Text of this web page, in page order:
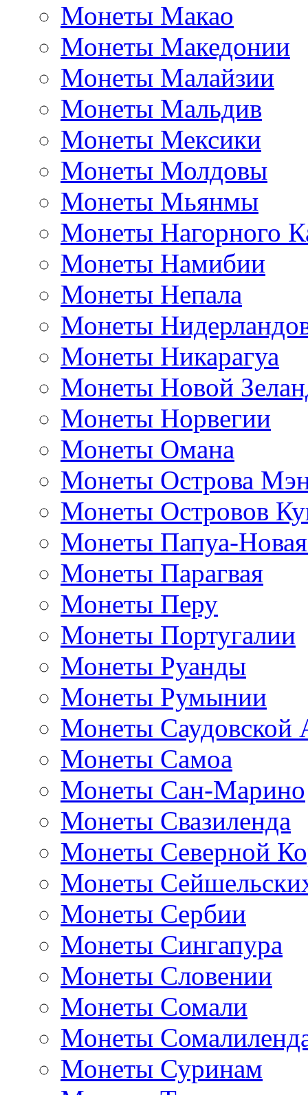
Монеты Макао
Монеты Македонии
Монеты Малайзии
Монеты Мальдив
Монеты Мексики
Монеты Молдовы
Монеты Мьянмы
Монеты Нагорного
Монеты Намибии
Монеты Непала
Монеты
Монеты Никарагуа
Монеты Новой
Монеты Норвегии
Монеты Омана
Монеты Острова
Монеты Островов
Монеты Папуа-
Монеты Парагвая
Монеты Перу
Монеты Португалии
Монеты Руанды
Монеты Румынии
Монеты Саудовской
Монеты Самоа
Монеты Сан-Марино
Монеты Свазиленда
Монеты Северной
Монеты
Монеты Сербии
Монеты Сингапура
Монеты Словении
Монеты Сомали
Монеты
Монеты Суринам